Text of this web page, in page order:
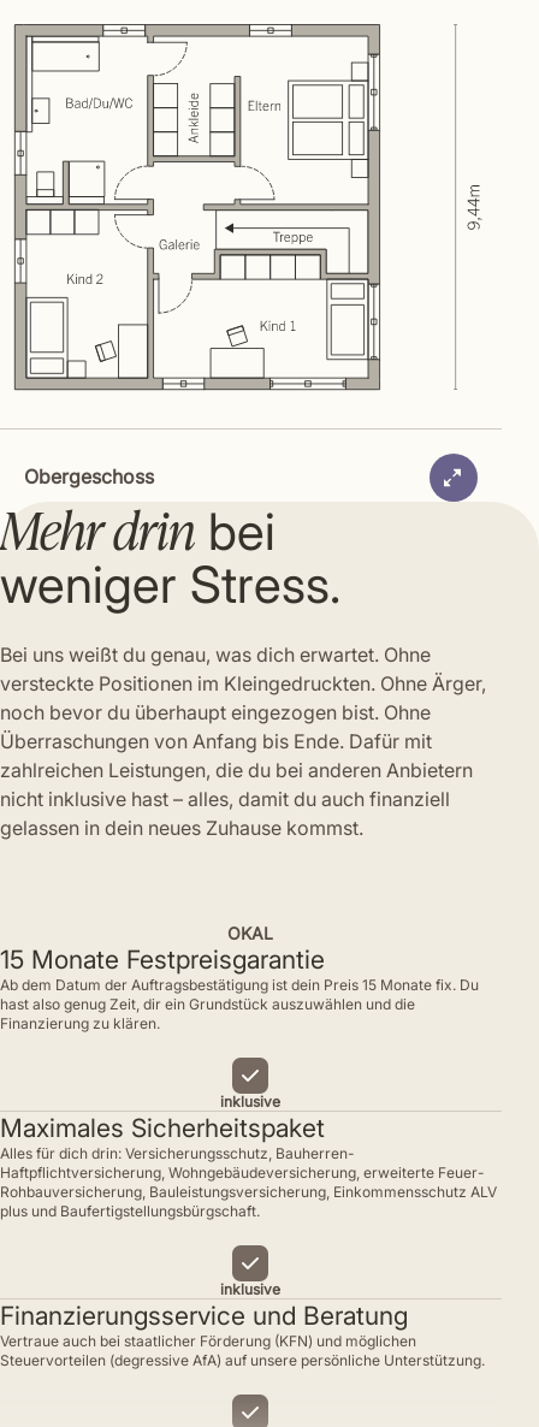
Obergeschoss
Mehr drin bei
weniger Stress.
Bei uns weißt du genau, was dich erwartet. Ohne
versteckte Positionen im Kleingedruckten. Ohne Ärger,
noch bevor du überhaupt eingezogen bist. Ohne
Überraschungen von Anfang bis Ende. Dafür mit
zahlreichen Leistungen, die du bei anderen Anbietern
nicht inklusive hast – alles, damit du auch finanziell
gelassen in dein neues Zuhause kommst.
OKAL
15 Monate Festpreisgarantie
Ab dem Datum der Auftragsbestätigung ist dein Preis 15 Monate fix. Du
hast also genug Zeit, dir ein Grundstück auszuwählen und die
Finanzierung zu klären.
inklusive
Maximales Sicherheitspaket
Alles für dich drin: Versicherungsschutz, Bauherren-
Haftpflichtversicherung, Wohngebäudeversicherung, erweiterte Feuer-
Rohbauversicherung, Bauleistungsversicherung, Einkommensschutz ALV
plus und Baufertigstellungsbürgschaft.
inklusive
Finanzierungsservice und Beratung
Vertraue auch bei staatlicher Förderung (KFN) und möglichen
Steuervorteilen (degressive AfA) auf unsere persönliche Unterstützung.